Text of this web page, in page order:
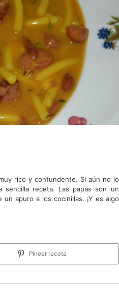
rico y contundente. Si aún no lo
sencilla receta. Las papas son un
apuro a los cocinillas. ¡Y es algo
Pinear receta